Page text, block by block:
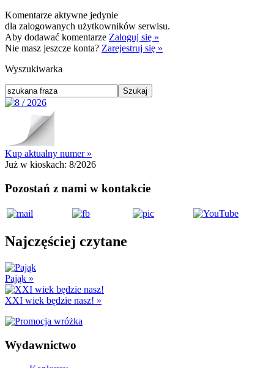
Komentarze aktywne jedynie
dla zalogowanych użytkowników serwisu.
Aby dodawać komentarze Zaloguj się »
Nie masz jeszcze konta? Zarejestruj się »
Wyszukiwarka
Kup aktualny numer »
Już w kioskach: 8/2026
Pozostań z nami w kontakcie
Najczęściej czytane
Pająk »
XXI wiek będzie nasz! »
Wydawnictwo